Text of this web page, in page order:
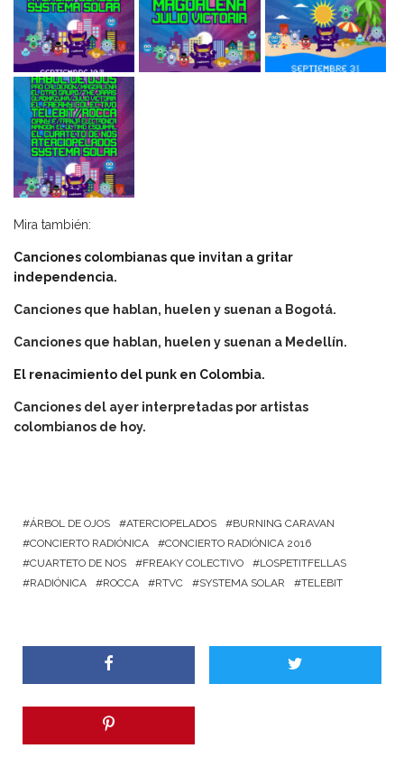
Mira también:
Canciones colombianas que invitan a gritar
independencia.
Canciones que hablan, huelen y suenan a Bogotá.
Canciones que hablan, huelen y suenan a Medellín.
El renacimiento del punk en Colombia.
Canciones del ayer interpretadas por artistas
colombianos de hoy.
ÁRBOL DE OJOS ATERCIOPELADOS
BURNING CARAVAN
CONCIERTO RADIÓNICA
CONCIERTO RADIÓNICA 2016
CUARTETO DE NOS
FREAKY COLECTIVO
LOSPETITFELLAS
RADIÓNICA
ROCCA RTVC SYSTEMA SOLAR TELEBIT